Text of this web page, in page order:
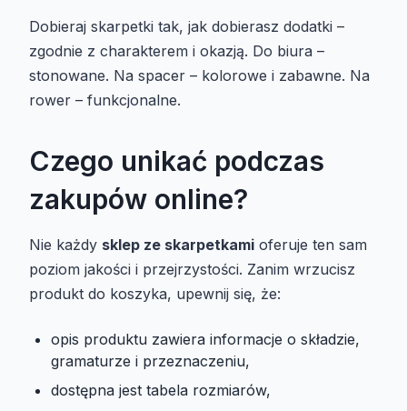
Dobieraj skarpetki tak, jak dobierasz dodatki –
zgodnie z charakterem i okazją. Do biura –
stonowane. Na spacer – kolorowe i zabawne. Na
rower – funkcjonalne.
Czego unikać podczas
zakupów online?
Nie każdy sklep ze skarpetkami oferuje ten sam
poziom jakości i przejrzystości. Zanim wrzucisz
produkt do koszyka, upewnij się, że:
opis produktu zawiera informacje o składzie,
gramaturze i przeznaczeniu,
dostępna jest tabela rozmiarów,